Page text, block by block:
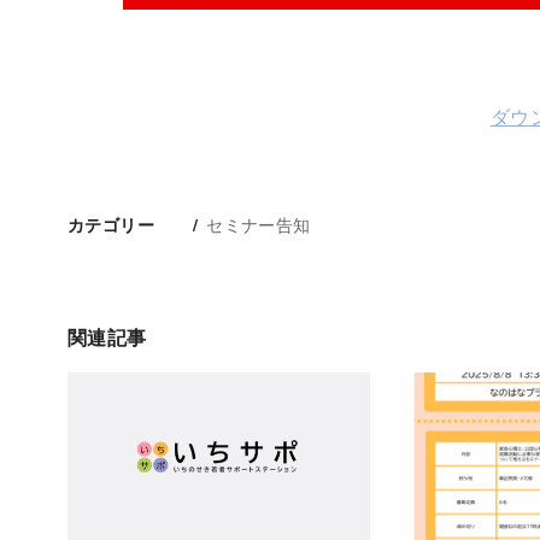
ダウ
カテゴリー セミナー告知
関連記事